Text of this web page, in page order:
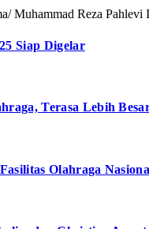
Muhammad Reza
Siap Digelar
Terasa Lebih
Olahraga